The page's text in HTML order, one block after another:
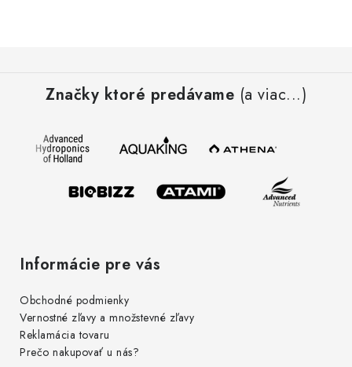
Značky ktoré predávame (a viac...)
Informácie pre vás
Obchodné podmienky
Vernostné zľavy a množstevné zľavy
Reklamácia tovaru
Prečo nakupovať u nás?